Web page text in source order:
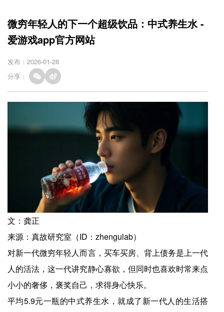
微穷年轻人的下一个超级饮品：中式养生水 -
爱游戏app官方网站
发布：2026-01-28
分享：
文：龚正
来源：真故研究室（ID：zhengulab）
对新一代微穷年轻人而言，买车买房、背上债务是上一代
人的活法，这一代讲究静心寡欲，但同时也喜欢时常来点
小小的奢侈，褒奖自己，求得身心快乐。
平均5.9元一瓶的中式养生水，就成了新一代人的生活搭